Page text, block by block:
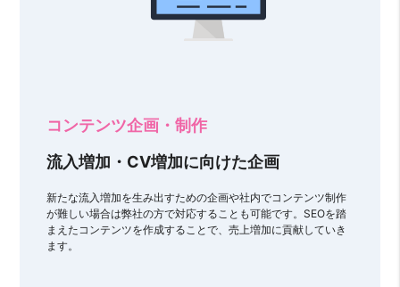
コンテンツ企画・制作
流入増加・CV増加に向けた企画
新たな流入増加を生み出すための企画や社内でコンテンツ制作
が難しい場合は弊社の方で対応することも可能です。SEOを踏
まえたコンテンツを作成することで、売上増加に貢献していき
ます。